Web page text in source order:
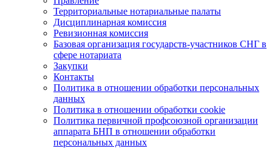
Территориальные нотариальные палаты
Дисциплинарная комиссия
Ревизионная комиссия
Базовая организация государств-участников СНГ в
сфере нотариата
Закупки
Контакты
Политика в отношении обработки персональных
данных
Политика в отношении обработки cookie
Политика первичной профсоюзной организации
аппарата БНП в отношении обработки
персональных данных